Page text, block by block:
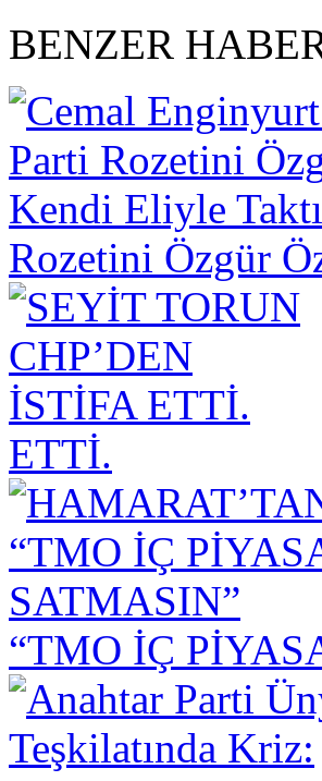
BENZER
Rozetini Özgür
ETTİ.
“TMO İÇ